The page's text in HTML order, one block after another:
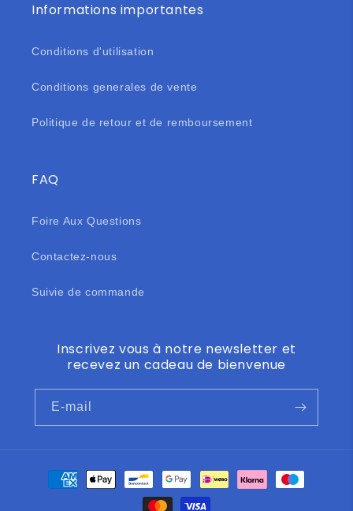
Informations importantes
Conditions d'utilisation
Conditions generales de vente
Politique de retour et de remboursement
FAQ
Foire Aux Questions
Contactez-nous
Suivie de commande
Inscrivez vous à notre newsletter et
recevez un cadeau de bienvenue
E-mail
Moyens